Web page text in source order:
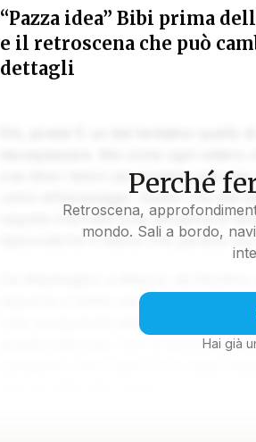
“Pazza idea” Bibi prima
e il retroscena che può
dettagli
sue stive i tesori più preziosi solo
unirsi all’equipaggio. Quello che
segreta tracciata sulla pergamena
diplomatiche e silenzi che parlano
seguono il vento ma il calcolo. Gli
crisi, inseguendo alleanze come fari
goletta editoriale, non ci
Perché
Retroscena,
mondo. Sali a bordo,
Hai già